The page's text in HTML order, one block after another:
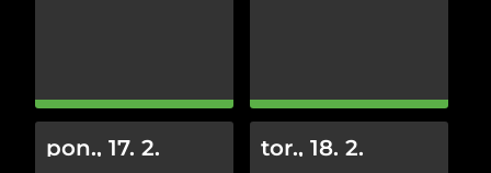
pon., 17. 2. tor., 18. 2.